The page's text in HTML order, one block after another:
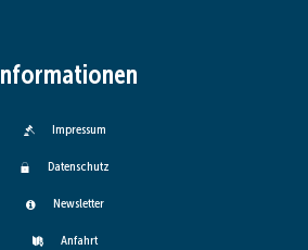
Informationen
Impressum
Datenschutz
Newsletter
Anfahrt